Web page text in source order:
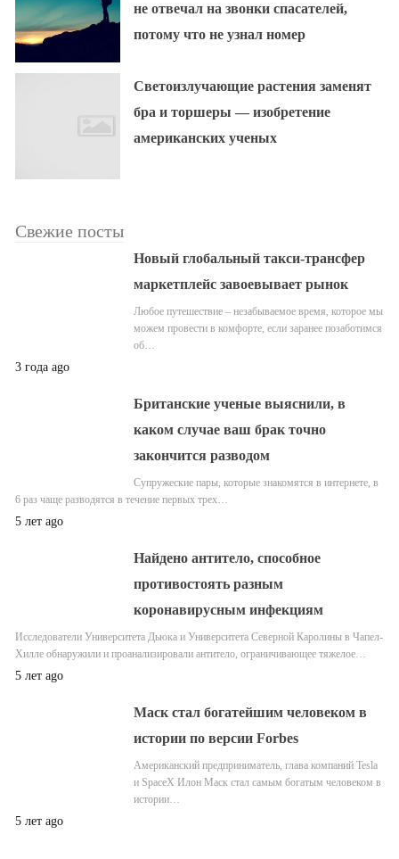
не отвечал на звонки спасателей,
потому что не узнал номер
Светоизлучающие растения заменят
бра и торшеры — изобретение
американских ученых
Свежие посты
Новый глобальный такси-трансфер
маркетплейс завоевывает рынок
Любое путешествие – незабываемое время, которое мы
можем провести в комфорте, если заранее позаботимся
об…
3 года ago
Британские ученые выяснили, в
каком случае ваш брак точно
закончится разводом
Супружеские пары, которые знакомятся в интернете, в
6 раз чаще разводятся в течение первых трех…
5 лет ago
Найдено антитело, способное
противостоять разным
коронавирусным инфекциям
Исследователи Университета Дьюка и Университета Северной Каролины в Чапел-
Хилле обнаружили и проанализировали антитело, ограничивающее тяжелое…
5 лет ago
Маск стал богатейшим человеком в
истории по версии Forbes
Американский предприниматель, глава компаний Tesla
и SpaceX Илон Маск стал самым богатым человеком в
истории…
5 лет ago